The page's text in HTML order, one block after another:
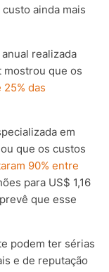
ainda mais
realizada
mostrou que os
das
em
que os custos
90% entre
para US$ 1,16
que esse
podem ter sérias
e de reputação